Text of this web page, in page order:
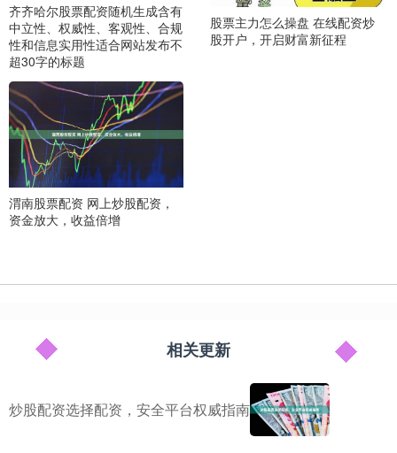
齐齐哈尔股票配资随机生成含有
中立性、权威性、客观性、合规
性和信息实用性适合网站发布不
超30字的标题
股票主力怎么操盘 在线配资炒
股开户，开启财富新征程
渭南股票配资 网上炒股配资，
资金放大，收益倍增
相关更新
炒股配资选择配资，安全平台权威指南